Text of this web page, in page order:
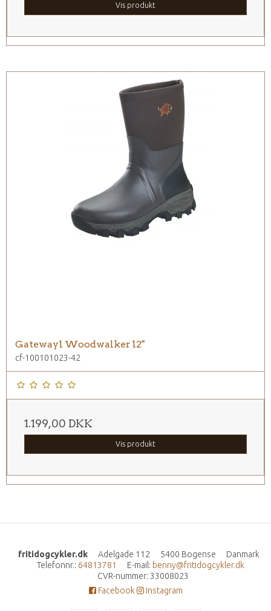
Vis produkt
Gateway1 Woodwalker 12"
cf-100101023-42
1.199,00 DKK
Vis produkt
fritidogcykler.dk Adelgade 112 5400 Bogense
Danmark
Telefonnr.: 64813781 E-mail : benny@fritidogcykler.dk
CVR-nummer: 33008023
Facebook
Instagram